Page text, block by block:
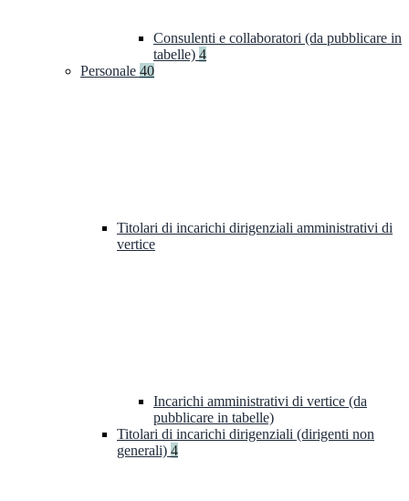
Consulenti e collaboratori (da pubblicare in
tabelle) 4
Personale 40
Titolari di incarichi dirigenziali amministrativi di
vertice
Incarichi amministrativi di vertice (da
pubblicare in tabelle)
Titolari di incarichi dirigenziali (dirigenti non
generali) 4